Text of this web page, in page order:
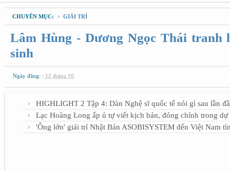
CHUYÊN MỤC: GIẢI TRÍ
Lâm Hùng - Dương Ngọc Thái tranh
sinh
Ngày đăng: : 12 tháng 10
HIGHLIGHT 2 Tập 4: Dàn Nghệ sĩ quốc tế nói gì sau lần
Lạc Hoàng Long ấp ủ tự viết kịch bản, đóng chính trong dự
'Ông lớn' giải trí Nhật Bản ASOBISYSTEM đến Việt Nam